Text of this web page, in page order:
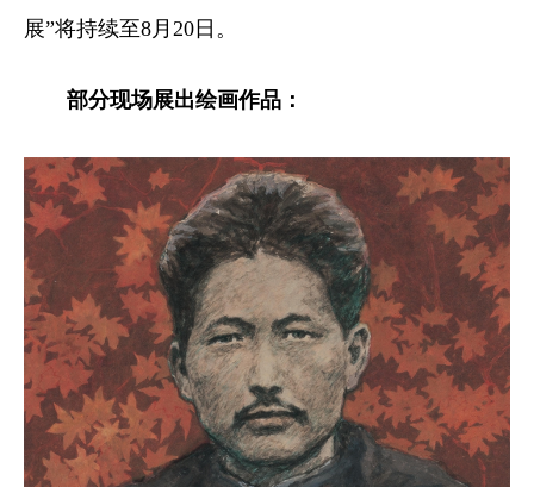
展”将持续至8月20日。
部分现场展出绘画作品：